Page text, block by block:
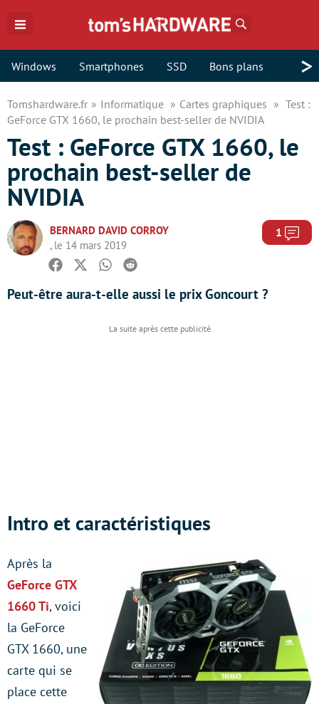
Windows Smartphones SSD Bons plans >
Tomshardware.fr Informatique Cartes graphiques
Test :
GeForce GTX 1660, le prochain best-seller de NVIDIA
Test : GeForce GTX 1660, le
prochain best-seller de
NVIDIA
BERNARD DAVID CORROY
, le 14 mars 2019
1
Facebook
TwitterWhatsapp
Reddit
Peut-être aura-t-elle aussi le prix Goncourt ?
Intro et caractéristiques
Après la
GeForce GTX
1660 Ti, voici
la GeForce
GTX 1660, une
carte qui se
place cette